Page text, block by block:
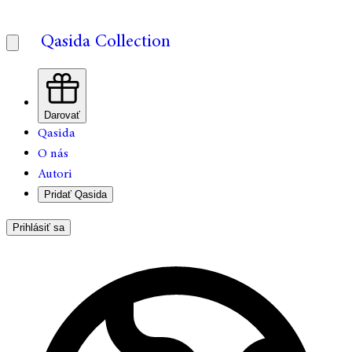
Qasida Collection
Darovať
Qasida
O nás
Autori
Pridať Qasida
Prihlásiť sa